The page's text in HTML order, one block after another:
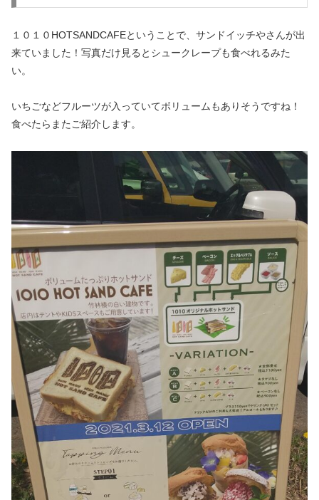
１０１０HOTSANDCAFEということで、サンドイッチやさんが出
来ていました！写真だけ見るとシュークレープも食べれるみた
い。
いちごなどフルーツが入っていてボリュームもありそうですね！
食べたらまたご紹介します。